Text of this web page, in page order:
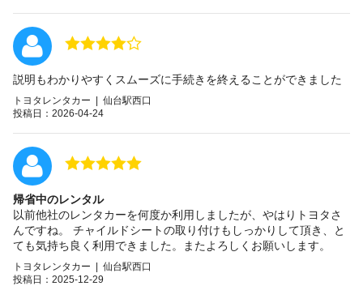
説明もわかりやすくスムーズに手続きを終えることができました
トヨタレンタカー | 仙台駅西口
投稿日：2026-04-24
帰省中のレンタル
以前他社のレンタカーを何度か利用しましたが、やはりトヨタさ
んですね。 チャイルドシートの取り付けもしっかりして頂き、と
ても気持ち良く利用できました。またよろしくお願いします。
トヨタレンタカー | 仙台駅西口
投稿日：2025-12-29